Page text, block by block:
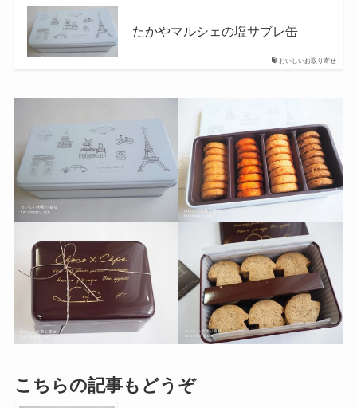
おいしいお取り寄せ
たかやマルシェの塩サブレ缶
こちらの記事もどうぞ